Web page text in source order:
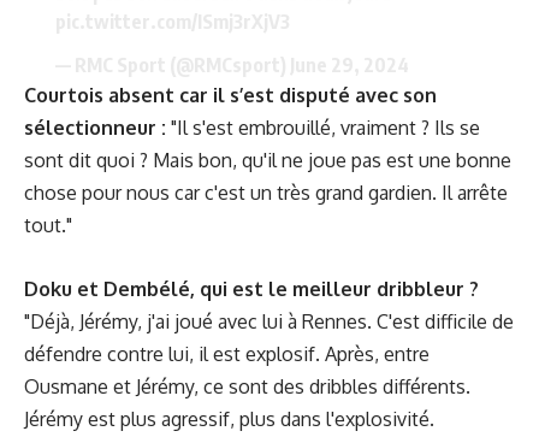
Courtois absent car il s’est disputé avec son
sélectionneur : "Il s'est embrouillé, vraiment ? Ils se
sont dit quoi ? Mais bon, qu'il ne joue pas est une bonne
chose pour nous car c'est un très grand gardien. Il arrête
tout."
Doku et Dembélé, qui est le meilleur dribbleur ?
"Déjà, Jérémy, j'ai joué avec lui à Rennes. C'est difficile de
défendre contre lui, il est explosif. Après, entre
Ousmane et Jérémy, ce sont des dribbles différents.
Jérémy est plus agressif, plus dans l'explosivité.